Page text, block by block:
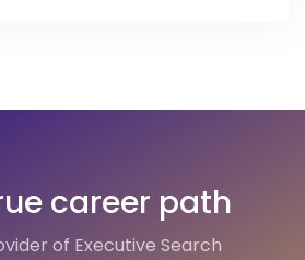
career path
of Executive Search